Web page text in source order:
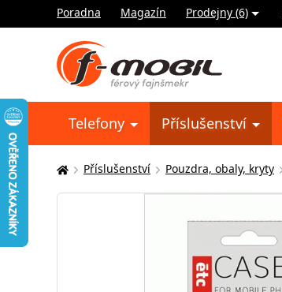
Poradna Magazín Prodejny (6)
Telefony Příslušenství
Zde
se
Příslušenství Pouzdra, obaly, kryty